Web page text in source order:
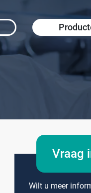
Vraag
Wilt u meer